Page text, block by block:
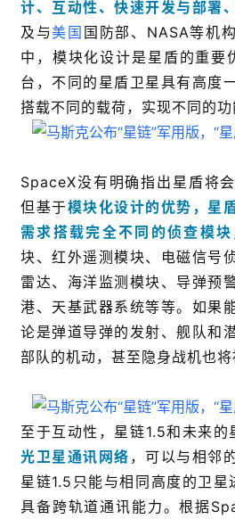
计、互动性、快速开发与部署
及与美国 国防部、NASA等机
中，模块化设计是星盾的重要
台，不同的星盾卫星具有高度
搭载不同的载荷，实现不同的功
SpaceX没有明确指出星盾将
但基于模块化设计的优势，星
需求搭载完全不同的侦查模块
块、红外遥测模块、电磁信号
雷达、海洋监测模块、导弹预
港、天基武器系统等等。如果
论是弹道导弹的发射、舰队和
部队的机动，甚至隐身战机也将
至于互动性，星链1.5和未来
光卫星通讯网络 ，可以与相邻
星链1.5只能与相同高度的卫
具备跨轨道通讯能力。根据